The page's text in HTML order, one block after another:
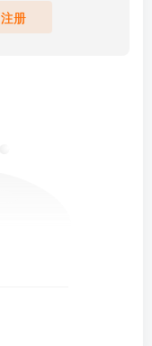
注册